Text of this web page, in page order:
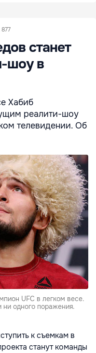
877
станет
шоу в
Хабиб
реалити-шоу
телевидении. Об
UFC в легком весе.
ни одного поражения.
к съемкам в
станут команды